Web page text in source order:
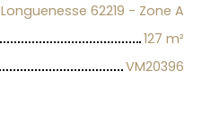
Longuenesse 62219 - Zone A
127 m²
VM20396